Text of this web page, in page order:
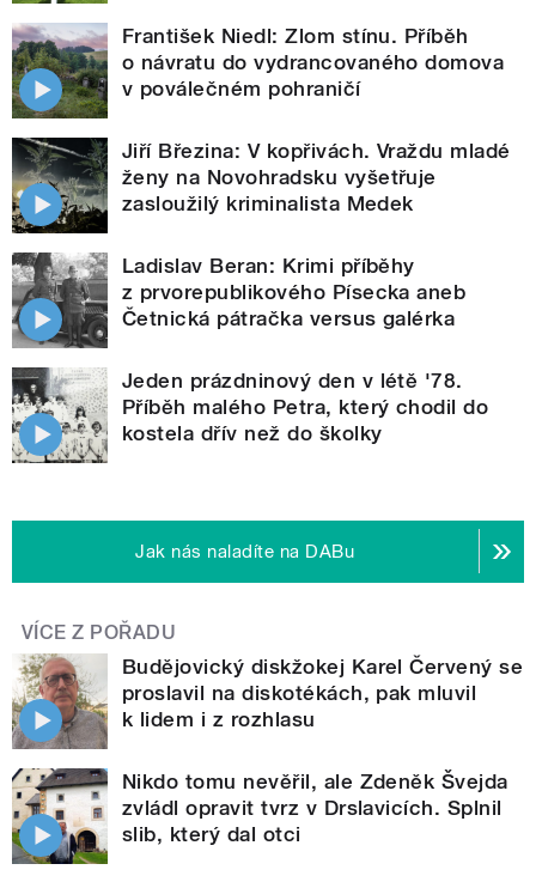
František Niedl: Zlom stínu. Příběh
o návratu do vydrancovaného domova
v poválečném pohraničí
Jiří Březina: V kopřivách. Vraždu mladé
ženy na Novohradsku vyšetřuje
zasloužilý kriminalista Medek
Ladislav Beran: Krimi příběhy
z prvorepublikového Písecka aneb
Četnická pátračka versus galérka
Jeden prázdninový den v létě '78.
Příběh malého Petra, který chodil do
kostela dřív než do školky
Jak nás naladíte na DABu
VÍCE Z POŘADU
Budějovický diskžokej Karel Červený se
proslavil na diskotékách, pak mluvil
k lidem i z rozhlasu
Nikdo tomu nevěřil, ale Zdeněk Švejda
zvládl opravit tvrz v Drslavicích. Splnil
slib, který dal otci